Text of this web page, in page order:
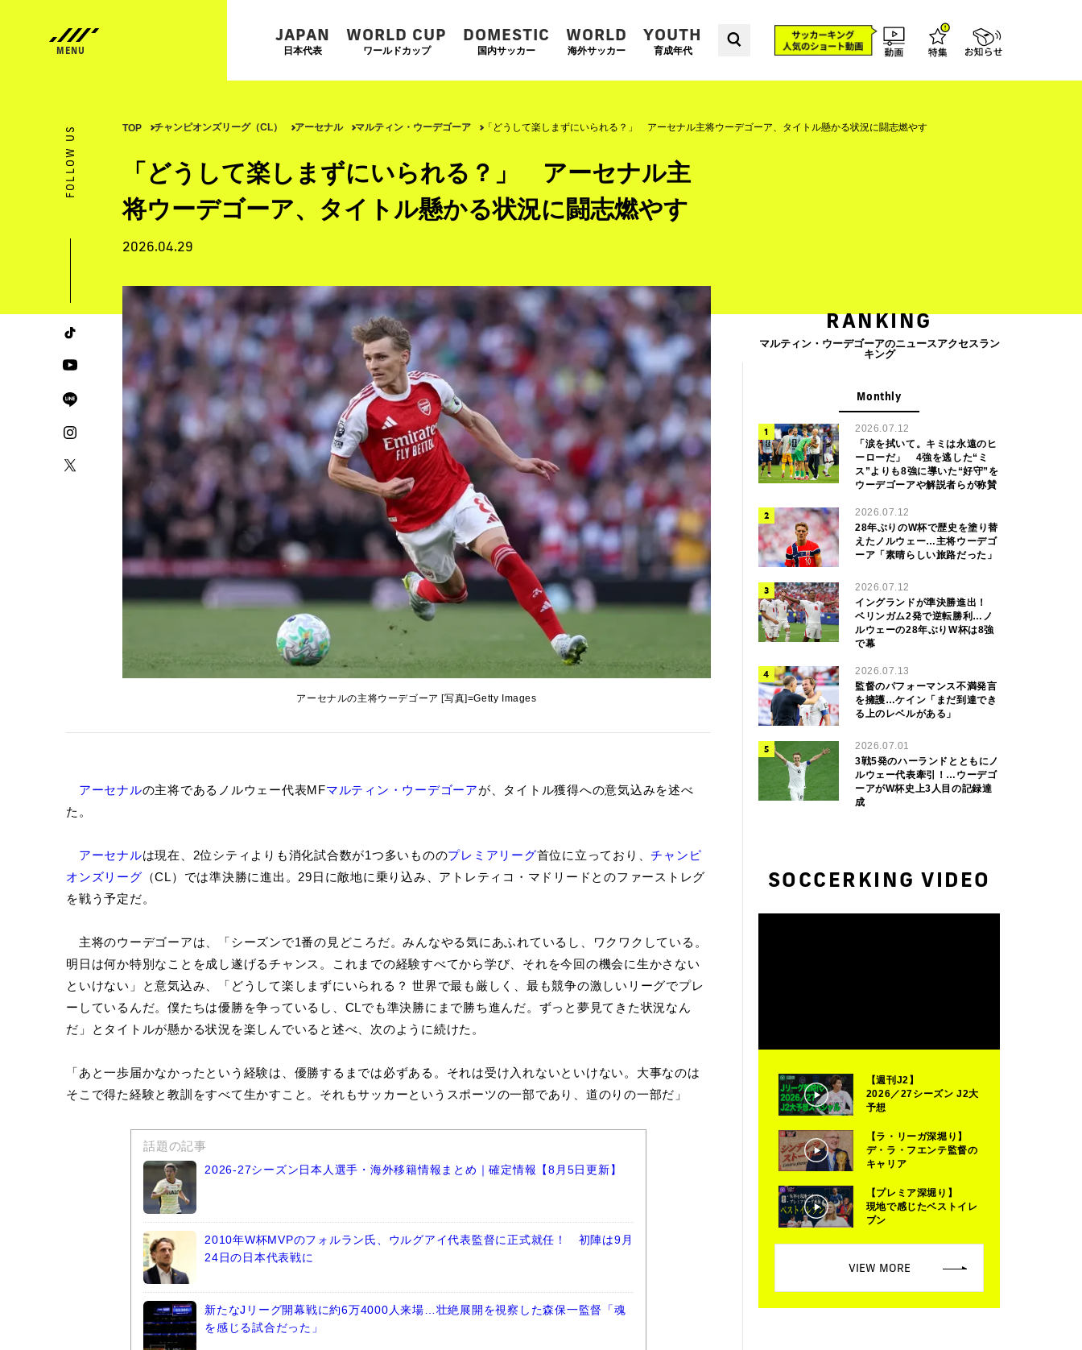
JAPAN
日本代表
WORLD CUP
ワールドカップ
DOMESTIC
国内サッカー
WORLD
海外サッカー
YOUTH
育成年代
FOLLOW US TOP チャンピオンズリーグ（CL） アーセナル マルティン・ウーデゴーア 「どうして楽しまずにいられる？」 アーセナル主将ウーデゴーア、タイトル懸かる状況に闘志燃やす
「どうして楽しまずにいられる？」 アーセナル主
将ウーデゴーア、タイトル懸かる状況に闘志燃やす
2026.04.29
アーセナルの主将ウーデゴーア [写真]=Getty Images
アーセナルの主将であるノルウェー代表MFマルティン・ウーデゴーアが、タイトル獲得への意気込みを述べ
た。
アーセナルは現在、2位シティよりも消化試合数が1つ多いもののプレミアリーグ首位に立っており、チャンピ
オンズリーグ （CL）では準決勝に進出。29日に敵地に乗り込み、アトレティコ・マドリードとのファーストレグ
を戦う予定だ。
主将のウーデゴーアは、「シーズンで1番の見どころだ。みんなやる気にあふれているし、ワクワクしている。
明日は何か特別なことを成し遂げるチャンス。これまでの経験すべてから学び、それを今回の機会に生かさない
といけない」と意気込み、「どうして楽しまずにいられる？ 世界で最も厳しく、最も競争の激しいリーグでプレ
ーしているんだ。僕たちは優勝を争っているし、CLでも準決勝にまで勝ち進んだ。ずっと夢見てきた状況なん
だ」とタイトルが懸かる状況を楽しんでいると述べ、次のように続けた。
「あと一歩届かなかったという経験は、優勝するまでは必ずある。それは受け入れないといけない。大事なのは
そこで得た経験と教訓をすべて生かすこと。それもサッカーというスポーツの一部であり、道のりの一部だ」
話題の記事
2026-27シーズン日本人選手・海外移籍情報まとめ｜確定情報【8月5日更新】
2010年W杯MVPのフォルラン氏、ウルグアイ代表監督に正式就任！ 初陣は9月
24日の日本代表戦に
新たなJリーグ開幕戦に約6万4000人来場…壮絶展開を視察した森保一監督「魂
を感じる試合だった」
RANKING
マルティン・ウーデゴーアのニュースアクセスラン
キング
Monthly
2026.07.12
「涙を拭いて。キミは永遠のヒ
ーローだ」 4強を逃した“ミ
ス”よりも8強に導いた“好守”を
ウーデゴーアや解説者らが称賛
2026.07.12
28年ぶりのW杯で歴史を塗り替
えたノルウェー…主将ウーデゴ
ーア「素晴らしい旅路だった」
2026.07.12
イングランドが準決勝進出！
ベリンガム2発で逆転勝利…ノ
ルウェーの28年ぶりW杯は8強
で幕
2026.07.13
監督のパフォーマンス不満発言
を擁護…ケイン「まだ到達でき
る上のレベルがある」
2026.07.01
3戦5発のハーランドとともにノ
ルウェー代表牽引！…ウーデゴ
ーアがW杯史上3人目の記録達
成
SOCCERKING VIDEO
【週刊J2】
2026／27シーズン J2大
予想
【ラ・リーガ深堀り】
デ・ラ・フエンテ監督の
キャリア
【プレミア深堀り】
現地で感じたベストイレ
ブン
VIEW MORE